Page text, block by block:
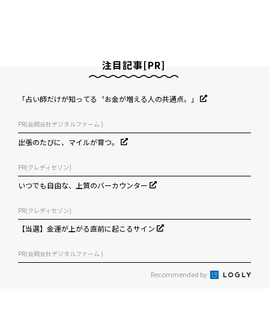
注目記事[PR]
「占い師だけが知ってる〝お金が増える人の共通点〟」
PR(合同会社デジタルファーム )
出張のたびに、マイルが育つ。
PR(クレディセゾン)
いつでも自由な、上質のバーカウンター
PR(クレディセゾン)
【当選】金運が上がる直前に起こるサイン
PR(合同会社デジタルファーム )
Recommended by